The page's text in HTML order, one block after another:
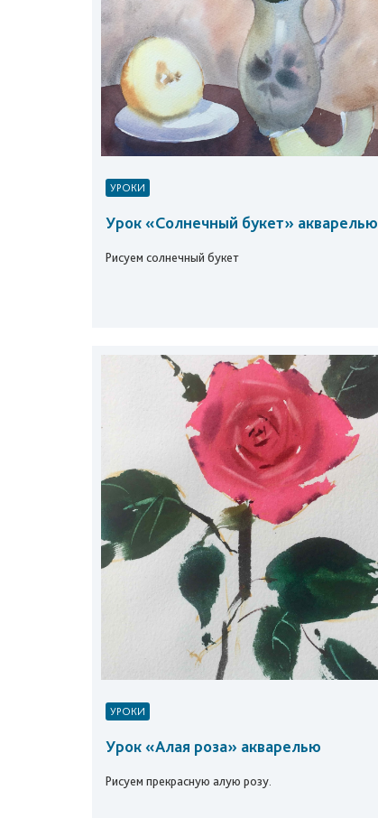
УРОКИ
Урок «Солнечный букет» акварелью
Рисуем солнечный букет
УРОКИ
Урок «Алая роза» акварелью
Рисуем прекрасную алую розу.